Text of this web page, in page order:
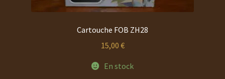
Cartouche FOB ZH28
15,00 €
En stock